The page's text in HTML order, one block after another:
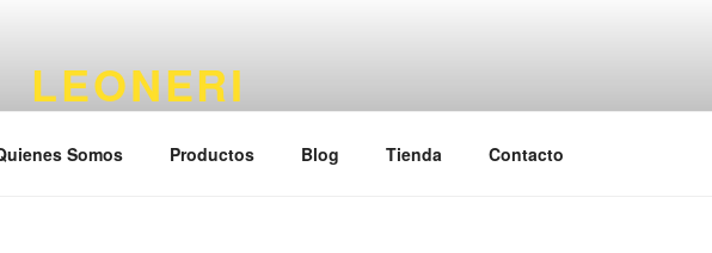
LEONERI
Somos Productos Blog Tienda Contacto